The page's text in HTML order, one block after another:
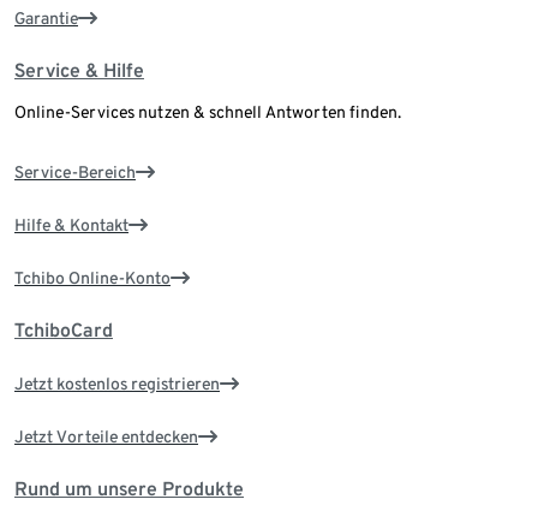
Garantie
Service & Hilfe
Online-Services nutzen & schnell Antworten finden.
Service-Bereich
Hilfe & Kontakt
Tchibo Online-Konto
TchiboCard
Jetzt kostenlos registrieren
Jetzt Vorteile entdecken
Rund um unsere Produkte